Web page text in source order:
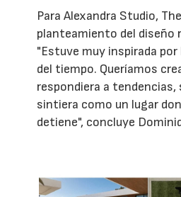
Para Alexandra Studio,
planteamiento del diseño
"Estuve muy inspirada por
del tiempo. Queríamos
respondiera a tendencias,
sintiera como un lugar
detiene", concluye